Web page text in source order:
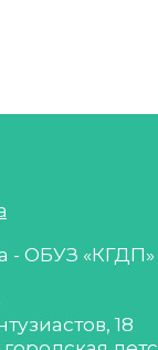
- ОБУЗ «КГДП»
18